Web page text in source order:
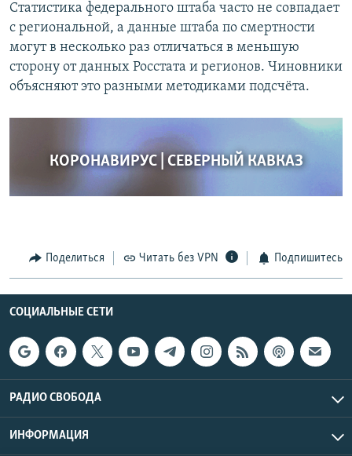
Статистика федерального штаба часто не совпадает
с региональной, а данные штаба по смертности
могут в несколько раз отличаться в меньшую
сторону от данных Росстата и регионов. Чиновники
объясняют это разными методиками подсчёта.
КОРОНАВИРУС | СЕВЕРНЫЙ КАВКАЗ
Поделиться Читать без VPN Подпишитесь
СОЦИАЛЬНЫЕ СЕТИ
РАДИО СВОБОДА
ИНФОРМАЦИЯ